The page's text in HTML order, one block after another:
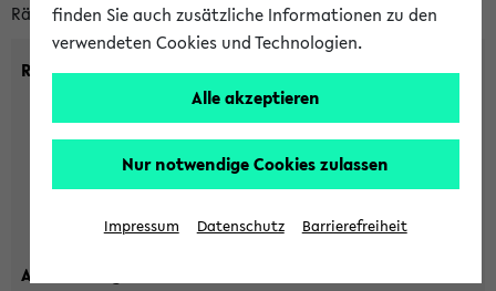
Räumen mit bestimmten Eigenschaften:
Raumkriterien:
max. Plätze:
Ausstattung:
finden Sie auch zusätzliche Informationen zu den
verwendeten Cookies und Technologien.
Alle akzeptieren
Nur notwendige Cookies zulassen
Impressum Datenschutz Barrierefreiheit